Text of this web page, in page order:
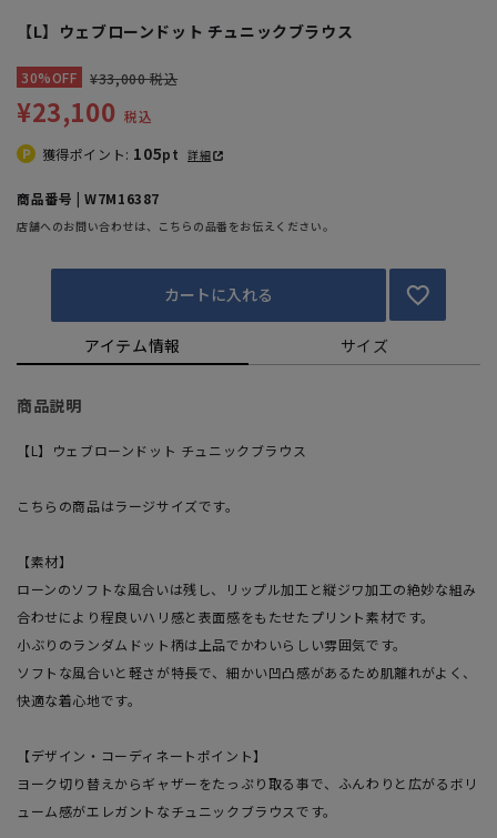
【L】ウェブローンドット チュニックブラウス
30%OFF ¥33,000 税込
¥23,100 税込
獲得ポイント: 105pt 詳細
商品番号 | W7M16387
店舗へのお問い合わせは、こちらの品番をお伝えください。
カートに入れる
アイテム情報 サイズ
商品説明
【L】ウェブローンドット チュニックブラウス
こちらの商品はラージサイズです。
【素材】
ローンのソフトな風合いは残し、リップル加工と縦ジワ加工の絶妙な組み
合わせにより程良いハリ感と表面感をもたせたプリント素材です。
小ぶりのランダムドット柄は上品でかわいらしい雰囲気です。
ソフトな風合いと軽さが特長で、細かい凹凸感があるため肌離れがよく、
快適な着心地です。
【デザイン・コーディネートポイント】
ヨーク切り替えからギャザーをたっぷり取る事で、ふんわりと広がるボリ
ューム感がエレガントなチュニックブラウスです。